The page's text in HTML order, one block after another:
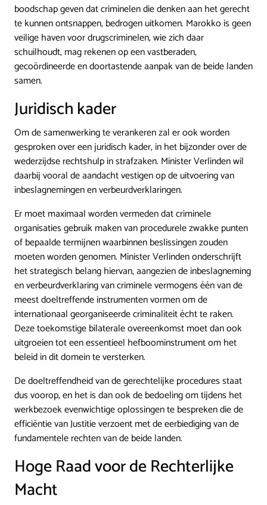
boodschap geven dat criminelen die denken aan het gerecht
te kunnen ontsnappen, bedrogen uitkomen. Marokko is geen
veilige haven voor drugscriminelen, wie zich daar
schuilhoudt, mag rekenen op een vastberaden,
gecoördineerde en doortastende aanpak van de beide landen
samen.
Juridisch kader
Om de samenwerking te verankeren zal er ook worden
gesproken over een juridisch kader, in het bijzonder over de
wederzijdse rechtshulp in strafzaken. Minister Verlinden wil
daarbij vooral de aandacht vestigen op de uitvoering van
inbeslagnemingen en verbeurdverklaringen.
Er moet maximaal worden vermeden dat criminele
organisaties gebruik maken van procedurele zwakke punten
of bepaalde termijnen waarbinnen beslissingen zouden
moeten worden genomen. Minister Verlinden onderschrijft
het strategisch belang hiervan, aangezien de inbeslagneming
en verbeurdverklaring van criminele vermogens één van de
meest doeltreffende instrumenten vormen om de
internationaal georganiseerde criminaliteit écht te raken.
Deze toekomstige bilaterale overeenkomst moet dan ook
uitgroeien tot een essentieel hefboominstrument om het
beleid in dit domein te versterken.
De doeltreffendheid van de gerechtelijke procedures staat
dus voorop, en het is dan ook de bedoeling om tijdens het
werkbezoek evenwichtige oplossingen te bespreken die de
efficiëntie van Justitie verzoent met de eerbiediging van de
fundamentele rechten van de beide landen.
Hoge Raad voor de Rechterlijke
Macht